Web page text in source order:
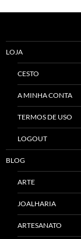
LOJA
CESTO
A MINHA CONTA
TERMOS DE USO
LOGOUT
BLOG
ARTE
JOALHARIA
ARTESANATO